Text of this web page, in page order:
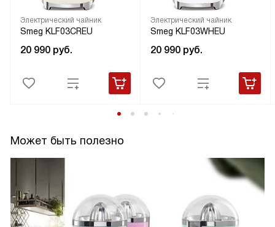
Электрический чайник
Smeg KLF03CREU
20 990 руб.
Электрический чайник
Smeg KLF03WHEU
20 990 руб.
Может быть полезно